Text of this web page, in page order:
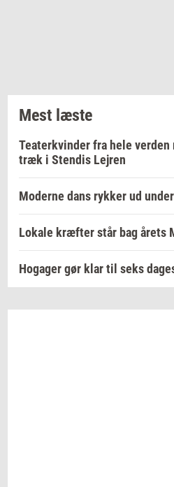
Mest læste
Teaterkvinder fra hele
træk i Stendis Lejren
Moderne dans rykker ud
Lokale kræfter står bag årets
Hogager gør klar til seks